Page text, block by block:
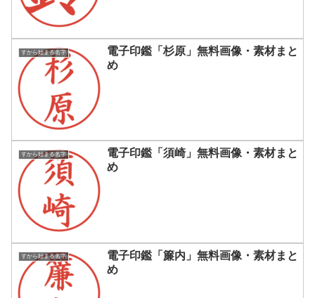
すから始まる名字
電子印鑑「杉原」無料画像・素材まと
め
すから始まる名字
電子印鑑「須崎」無料画像・素材まと
め
すから始まる名字
電子印鑑「簾内」無料画像・素材まと
め